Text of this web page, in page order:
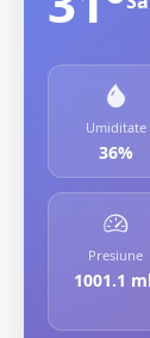
Umiditate
36%
Presiune
1001.1